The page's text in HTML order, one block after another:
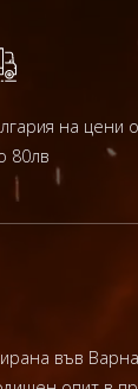
на цени
80лв
във